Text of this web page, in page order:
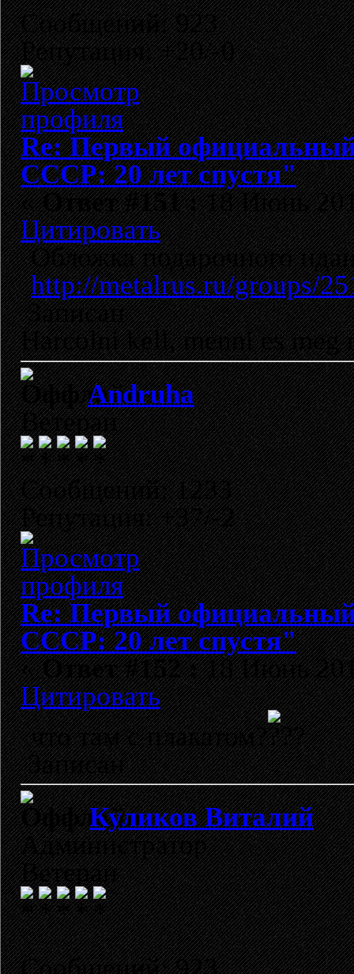
Сообщений: 923
Репутация: +20/-0
Re: Первый
СССР: 20 лет спустя"
«Ответ #151 :18 Июнь
Цитировать
Обложка подарочного
http://metalrus.ru/groups/
Записан
Harcolni kell, menni es meg
Andruha
Ветеран
Сообщений: 1233
Репутация: +37/-2
Re: Первый
СССР: 20 лет спустя"
«Ответ #152 :18 Июнь
Цитировать
что там с плакатом?
Записан
Куликов Виталий
Администратор
Ветеран